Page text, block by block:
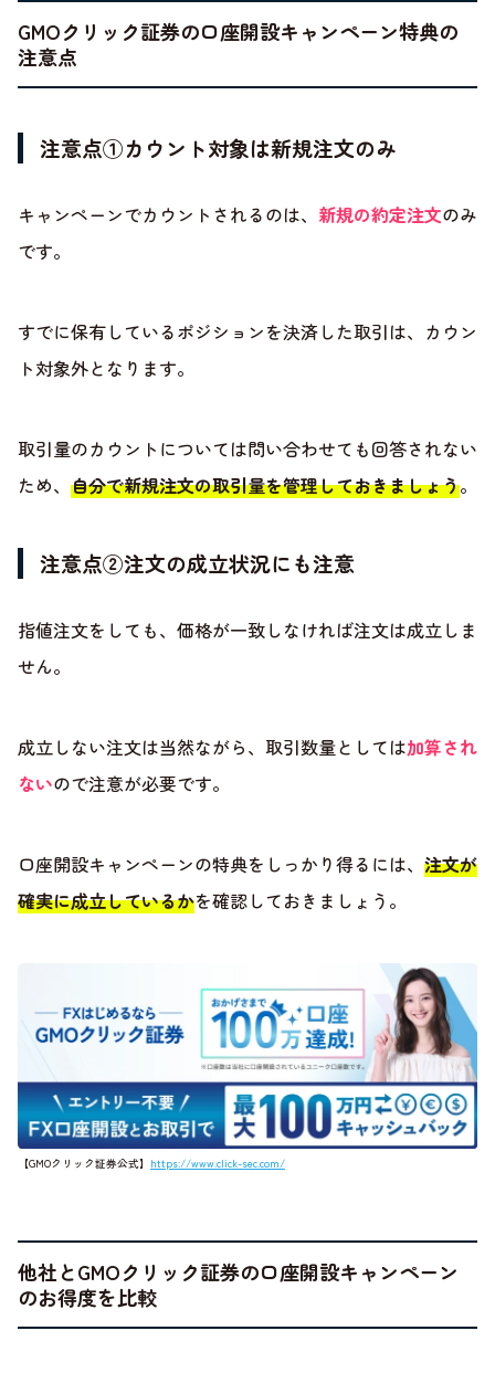
GMOクリック証券の口座開設キャンペーン特典の
注意点
注意点①カウント対象は新規注文のみ
キャンペーンでカウントされるのは、 新規の約定注文のみ
です。
すでに保有しているポジションを決済した取引は、カウン
ト対象外となります。
取引量のカウントについては問い合わせても回答されない
ため、 自分で新規注文の取引量を管理しておきましょう。
注意点②注文の成立状況にも注意
指値注文をしても、価格が一致しなければ注文は成立しま
せん。
成立しない注文は当然ながら、取引数量としては加算され
ないので注意が必要です。
口座開設キャンペーンの特典をしっかり得るには、 注文が
確実に成立しているかを確認しておきましょう。
【GMOクリック証券公式】 https://www.click-sec.com/
他社とGMOクリック証券の口座開設キャンペーン
のお得度を比較